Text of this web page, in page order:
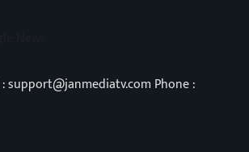
support@janmediatv.com Phone :